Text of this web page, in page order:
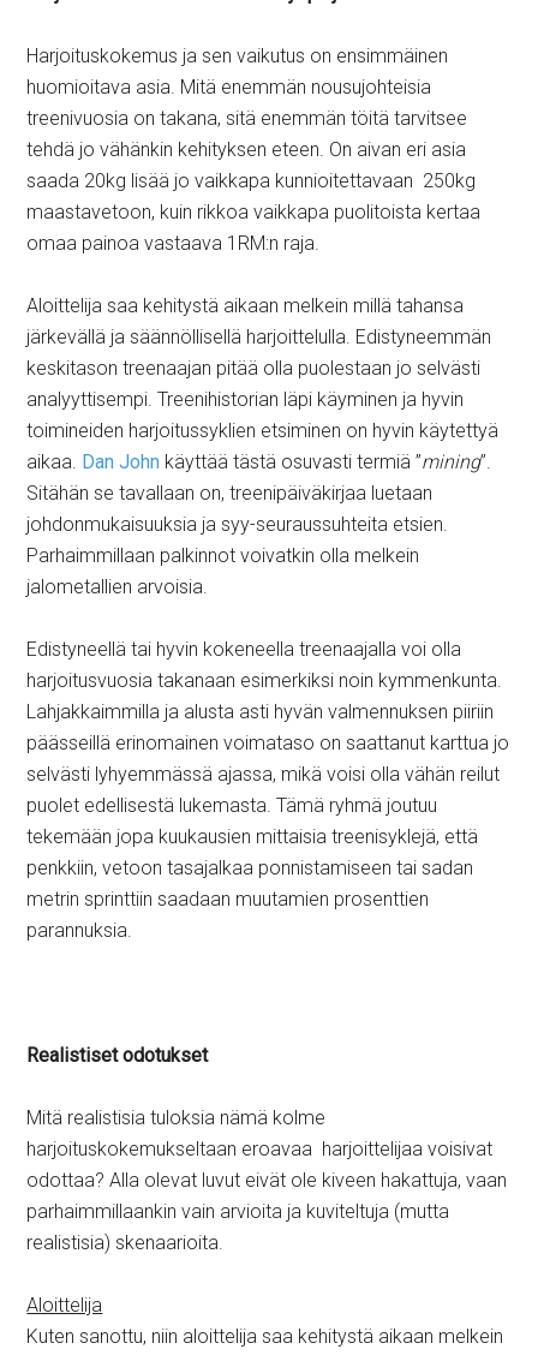
Harjoituskokemus ja sen vaikutus on ensimmäinen
huomioitava asia. Mitä enemmän nousujohteisia
treenivuosia on takana, sitä enemmän töitä tarvitsee
tehdä jo vähänkin kehityksen eteen. On aivan eri asia
saada 20kg lisää jo vaikkapa kunnioitettavaan 250kg
maastavetoon, kuin rikkoa vaikkapa puolitoista kertaa
omaa painoa vastaava 1RM:n raja.
Aloittelija saa kehitystä aikaan melkein millä tahansa
järkevällä ja säännöllisellä harjoittelulla. Edistyneemmän
keskitason treenaajan pitää olla puolestaan jo selvästi
analyyttisempi. Treenihistorian läpi käyminen ja hyvin
toimineiden harjoitussyklien etsiminen on hyvin käytettyä
aikaa. Dan John käyttää tästä osuvasti termiä ”mining”.
Sitähän se tavallaan on, treenipäiväkirjaa luetaan
johdonmukaisuuksia ja syy-seuraussuhteita etsien.
Parhaimmillaan palkinnot voivatkin olla melkein
jalometallien arvoisia.
Edistyneellä tai hyvin kokeneella treenaajalla voi olla
harjoitusvuosia takanaan esimerkiksi noin kymmenkunta.
Lahjakkaimmilla ja alusta asti hyvän valmennuksen piiriin
päässeillä erinomainen voimataso on saattanut karttua jo
selvästi lyhyemmässä ajassa, mikä voisi olla vähän reilut
puolet edellisestä lukemasta. Tämä ryhmä joutuu
tekemään jopa kuukausien mittaisia treenisyklejä, että
penkkiin, vetoon tasajalkaa ponnistamiseen tai sadan
metrin sprinttiin saadaan muutamien prosenttien
parannuksia.
Realistiset odotukset
Mitä realistisia tuloksia nämä kolme
harjoituskokemukseltaan eroavaa harjoittelijaa voisivat
odottaa? Alla olevat luvut eivät ole kiveen hakattuja, vaan
parhaimmillaankin vain arvioita ja kuviteltuja (mutta
realistisia) skenaarioita.
Aloittelija
Kuten sanottu, niin aloittelija saa kehitystä aikaan melkein